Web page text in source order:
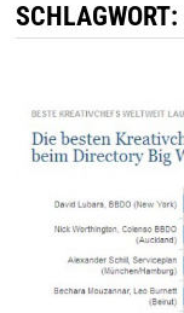
SCHLAGWORT: